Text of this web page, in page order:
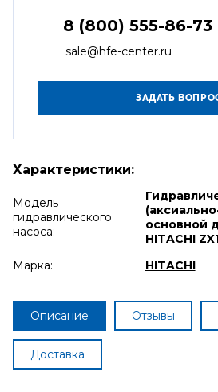
8 (800) 555-86-73
sale@hfe-center.ru
Характеристики:
Модель
гидравлического
насоса:
основной
HITACHI
Марка:
HITACHI
Описание Отзывы
Доставка